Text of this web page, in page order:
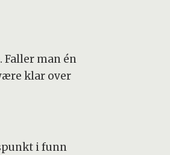
Faller man én
klar over
i funn